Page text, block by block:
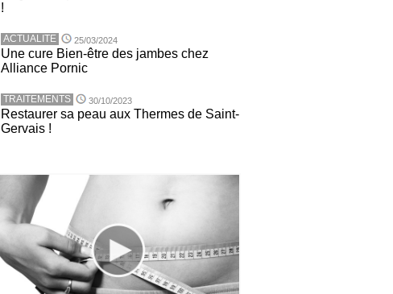
!
ACTUALITE 25/03/2024
Une cure Bien-être des jambes chez
Alliance Pornic
TRAITEMENTS 30/10/2023
Restaurer sa peau aux Thermes de Saint-
Gervais !